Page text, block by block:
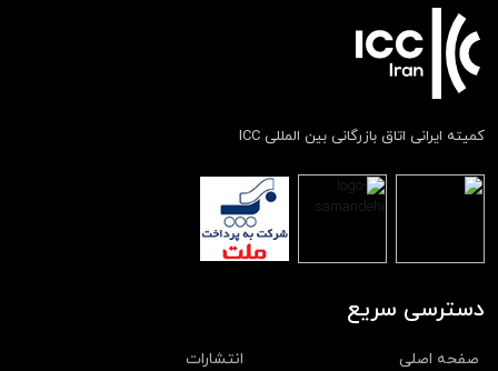
کمیته ایرانی اتاق بازرگانی بین المللی ICC
دسترسی سریع
صفحه اصلی
انتشارات